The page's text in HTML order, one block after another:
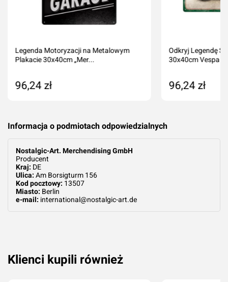
Legenda Motoryzacji na Metalowym
Plakacie 30x40cm „Mer...
96,24 zł
Odkryj Legendę
30x40cm Vespa
96,24 zł
Informacja o podmiotach odpowiedzialnych
Nostalgic-Art. Merchendising GmbH
Producent
Kraj: DE
Ulica: Am Borsigturm 156
Kod pocztowy: 13507
Miasto: Berlin
e-mail: international@nostalgic-art.de
Klienci kupili również